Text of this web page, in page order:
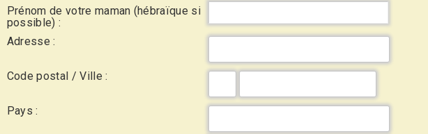
Prénom de votre maman (hébraïque si
possible) :
Adresse :
Code postal / Ville :
Pays :